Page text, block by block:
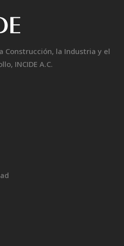
Construcción, la Industria y el
INCIDE A.C.